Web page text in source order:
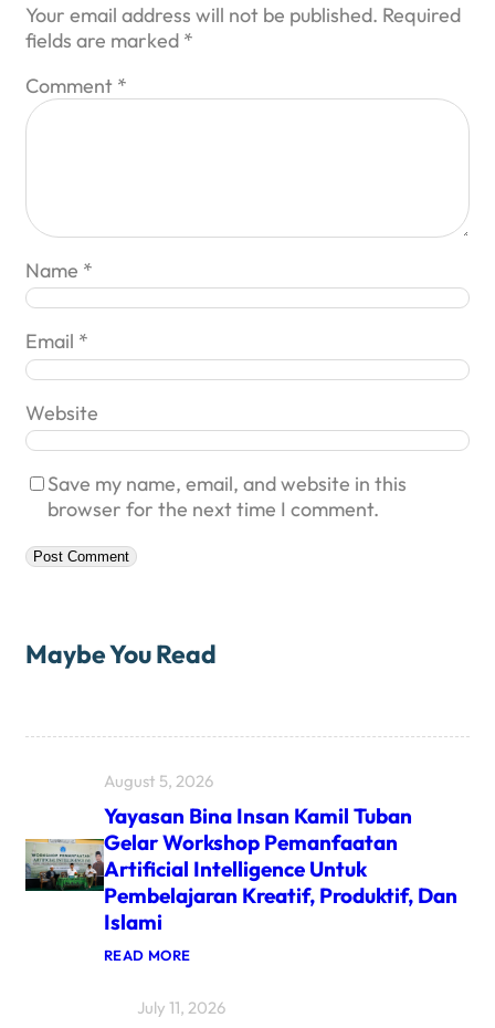
Your email address will not be published. Required
fields are marked *
Comment *
Name *
Email *
Website
Save my name, email, and website in this
browser for the next time I comment.
Maybe You Read
August 5, 2026
Yayasan Bina Insan Kamil Tuban
Gelar Workshop Pemanfaatan
Artificial Intelligence Untuk
Pembelajaran Kreatif, Produktif, Dan
Islami
READ MORE
July 11, 2026